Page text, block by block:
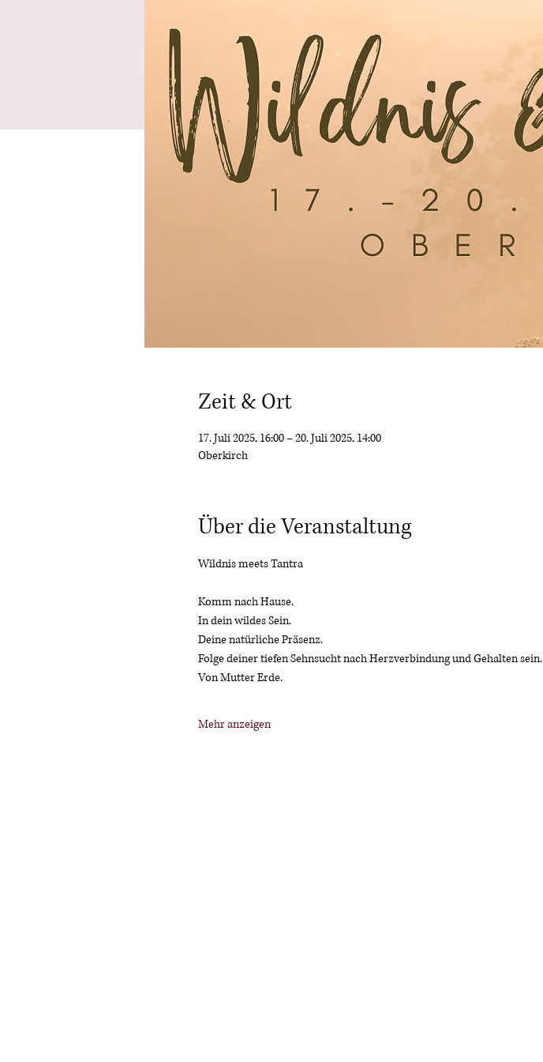
Zeit & Ort
17. Juli 2025, 16:00 – 20. Juli 2025, 14:00
Oberkirch
Über die Veranstaltung
Wildnis meets Tantra
Komm nach Hause.
In dein wildes Sein.
Deine natürliche Präsenz.
Folge deiner tiefen Sehnsucht nach Herzverbindung und Gehalten sein.
Von Mutter Erde.
Mehr anzeigen